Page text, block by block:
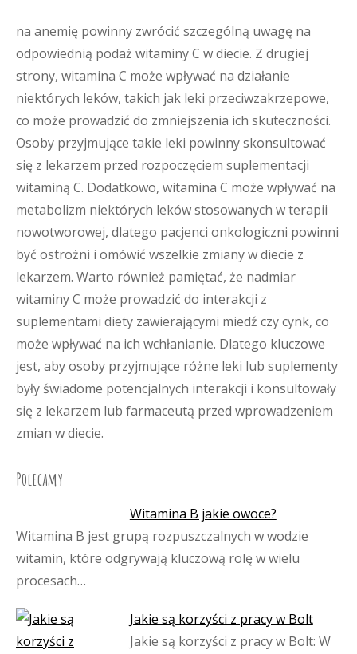
na anemię powinny zwrócić szczególną uwagę na
odpowiednią podaż witaminy C w diecie. Z drugiej
strony, witamina C może wpływać na działanie
niektórych leków, takich jak leki przeciwzakrzepowe,
co może prowadzić do zmniejszenia ich skuteczności.
Osoby przyjmujące takie leki powinny skonsultować
się z lekarzem przed rozpoczęciem suplementacji
witaminą C. Dodatkowo, witamina C może wpływać na
metabolizm niektórych leków stosowanych w terapii
nowotworowej, dlatego pacjenci onkologiczni powinni
być ostrożni i omówić wszelkie zmiany w diecie z
lekarzem. Warto również pamiętać, że nadmiar
witaminy C może prowadzić do interakcji z
suplementami diety zawierającymi miedź czy cynk, co
może wpływać na ich wchłanianie. Dlatego kluczowe
jest, aby osoby przyjmujące różne leki lub suplementy
były świadome potencjalnych interakcji i konsultowały
się z lekarzem lub farmaceutą przed wprowadzeniem
zmian w diecie.
Polecamy
Witamina B jakie owoce?
Witamina B jest grupą rozpuszczalnych w wodzie
witamin, które odgrywają kluczową rolę w wielu
procesach…
Jakie są korzyści z pracy w Bolt
Jakie są korzyści z pracy w Bolt: W